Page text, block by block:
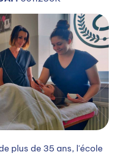
plus de 35 ans, l'école